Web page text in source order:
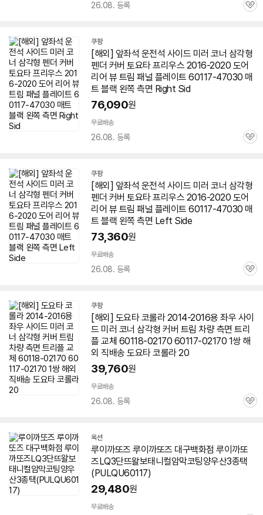
26.08. 등록
관
쿠팡
[해외] 앞좌석 운전석 사이드 미러 코너 삼각형
펜더 커버 토요타 프리우스 2016-2020 도어
리어 뷰 트림 패널 플레이트 60117-47030 매
트 블랙 왼쪽 측면 Right Sid
76,090원
무료배송
26.08. 등록
관
쿠팡
[해외] 앞좌석 운전석 사이드 미러 코너 삼각형
펜더 커버 토요타 프리우스 2016-2020 도어
리어 뷰 트림 패널 플레이트 60117-47030 매
트 블랙 왼쪽 측면 Left Side
73,360원
무료배송
26.08. 등록
관
쿠팡
[해외] 도요타 코롤라 2014-2016용 좌우 사이
드 미러 코너 삼각형 커버 트림 차량 측면 트리
플 교체 60118-02170 60117-02170 1쌍 해
외 직배송 도요타 코롤라 20
39,760원
무료배송
26.08. 등록
관
옥션
루이까또즈 루이까또즈 대구백화점 루이까또
즈LQ3단뜨왈보태니컬암막코팅양우산3종택
(PULQU60117)
29,480원
무료배송